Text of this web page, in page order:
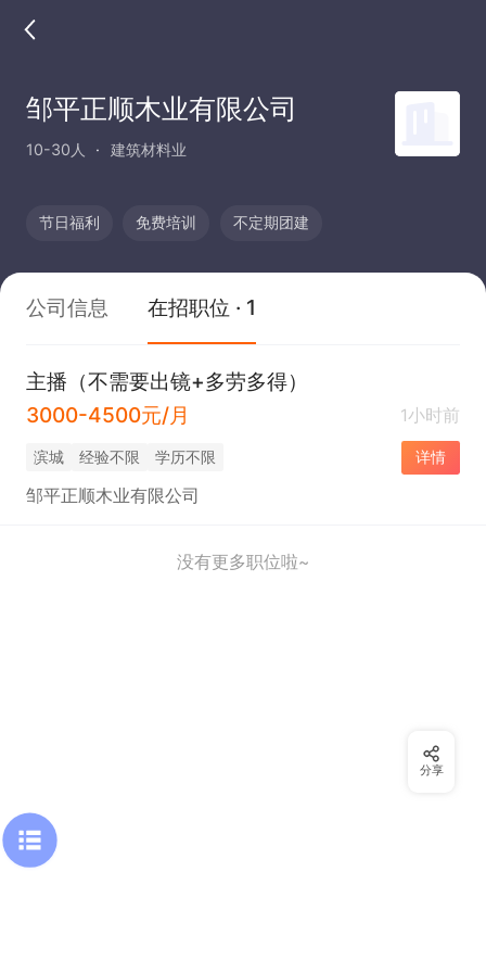
邹平正顺木业有限公司
10-30人 建筑材料业
节日福利 免费培训 不定期团建
公司信息 在招职位 · 1
主播（不需要出镜+多劳多得）
3000-4500元/月
1小时前
滨城 经验不限 学历不限 详情
邹平正顺木业有限公司
没有更多职位啦~
分享